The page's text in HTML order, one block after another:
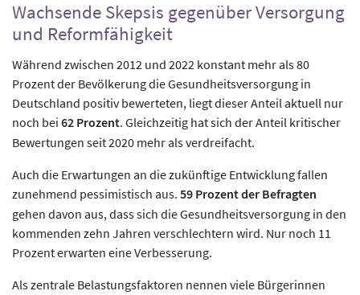
Wachsende Skepsis gegenüber Versorgung
und Reformfähigkeit
Während zwischen 2012 und 2022 konstant mehr als 80
Prozent der Bevölkerung die Gesundheitsversorgung in
Deutschland positiv bewerteten, liegt dieser Anteil aktuell nur
noch bei 62 Prozent. Gleichzeitig hat sich der Anteil kritischer
Bewertungen seit 2020 mehr als verdreifacht.
Auch die Erwartungen an die zukünftige Entwicklung fallen
zunehmend pessimistisch aus. 59 Prozent der Befragten
gehen davon aus, dass sich die Gesundheitsversorgung in den
kommenden zehn Jahren verschlechtern wird. Nur noch 11
Prozent erwarten eine Verbesserung.
Als zentrale Belastungsfaktoren nennen viele Bürgerinnen